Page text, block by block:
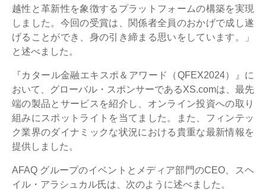
越性と革新性を象徴するプラットフォームの構築を実現
しました。今回の受賞は、関係者全員のおかげで成し遂
げることができ、身の引き締まる思いをしています。」
と述べました。
『カタール金融エキスポ＆アワード（QFEX2024）』に
おいて、グローバル・スポンサーであるXS.comは、最先
端の製品とサービスを紹介し、オンライン投資への取り
組みにスポットライトを当てました。また、フィンテッ
ク業界のダイナミックな状況における貴重な最新情報を
提供しました。
AFAQ グループのイベントとメディア部門のCEO、スヘ
イル・アラシュカル氏は、次のように述べました。